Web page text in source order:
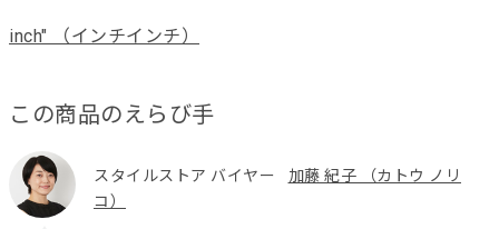
inch" （インチインチ）
この商品のえらび手
スタイルストア バイヤー
加藤 紀子 （カトウ ノリ
コ）